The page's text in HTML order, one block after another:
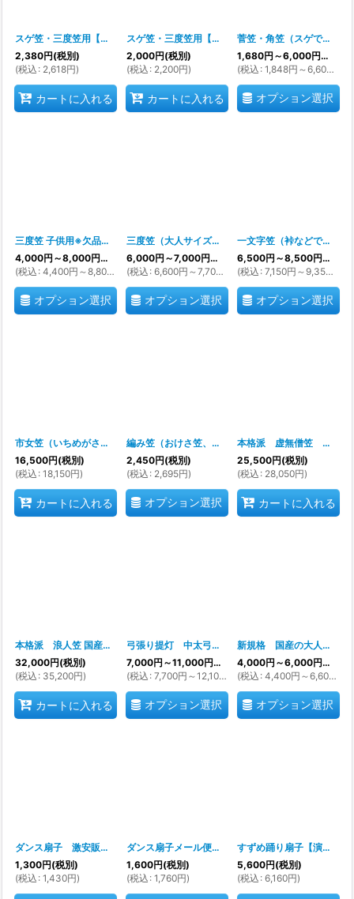
スゲ笠・三度笠用【布製頭台】 [ka-atama-nuno9198]
2,380円(税別)
(税込 : 2,618円)
カートに入れる
スゲ笠・三度笠用【頭台】 [nm9209
2,000円(税別)
(税込 : 2,200円)
カートに入れる
菅笠・角笠（スゲで出来た本物）※欠品期間多いです 注文前に在庫確認必須です※
1,680円 ～6,000円(税別)
(税込 : 1,848円 ～6,600 円
オプション選択
三度笠 子供用※欠品期間多いです 注文前に在庫確認必須です※ [nm9204
4,000円 ～8,000円(税別)
(税込 : 4,400円 ～8,800 円
オプション選択
三度笠（大人サイズ）※欠品期間多いです 注文前に在庫確認必須です※
6,000円 ～7,000円(税別)
(税込 : 6,600円 ～7,700 円
オプション選択
一文字笠（裃などで使う特殊な笠です）
6,500円 ～8,500円(税別)
(税込 : 7,150円 ～9,350 円
オプション選択
市女笠（いちめがさ）本格日本製※注文前に在庫確認必須です※ [ka3133]
16,500円(税別)
(税込 : 18,150円)
カートに入れる
編み笠（おけさ笠、編笠）赤紐・青紐・白紐選べます。
2,450円(税別)
(税込 : 2,695円)
オプション選択
本格派 虚無僧笠 在庫ある時も多いです komusou
25,500円(税別)
(税込 : 28,050円)
カートに入れる
本格派 浪人笠 国産です イグサで作った本格浪人笠 [rounin] [
32,000円(税別)
(税込 : 35,200円)
カートに入れる
弓張り提灯 中太弓張り提灯 [ka9100-2]
7,000円 ～11,000円(税別)
(税込 : 7,700円 ～12,100 円
オプション選択
新規格 国産の大人花笠約３５ｃｍサイズ鈴、紐付 はながさ 花笠音頭 花笠まつり 八木節 和笠 祭 時代劇※欠品期間多いです 注文前に在庫確認必須です※
4,000円 ～6,000円(税別)
(税込 : 4,400円 ～6,600 円
オプション選択
ダンス扇子 激安販売お求めやすいお安い価格です [tysens9690]
1,300円(税別)
(税込 : 1,430円)
ダンス扇子メール便送料込み！激安販売お求めやすいお安い価格です
1,600円(税別)
(税込 : 1,760円)
すずめ踊り扇子【演舞扇・扇子 舞踊】
5,600円(税別)
(税込 : 6,160円)